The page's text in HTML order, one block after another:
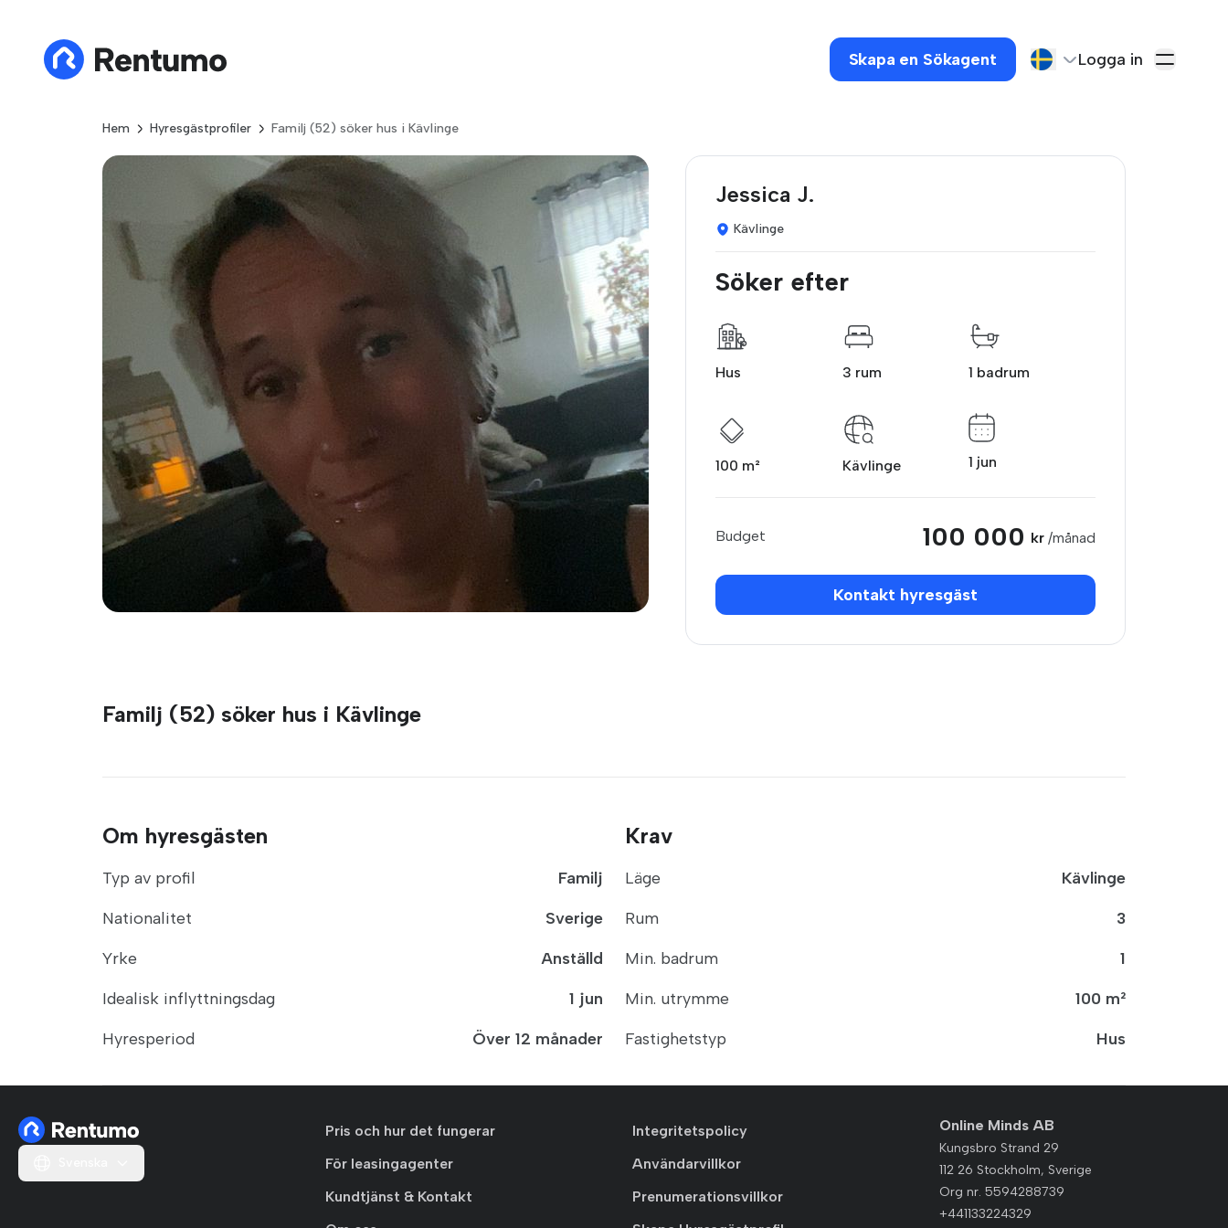
Skapa en Sökagent Logga in
Hem Hyresgästprofiler Familj (52) söker hus i Kävlinge
Jessica J.
Kävlinge
Söker efter
Hus 3 rum 1 badrum
100 m² Kävlinge 1 jun
Budget 100 000 kr /månad
Kontakt hyresgäst
Familj (52) söker hus i Kävlinge
Om hyresgästen
Typ av profil
Familj
Nationalitet
Sverige
Yrke
Anställd
Idealisk inflyttningsdag
1 jun
Hyresperiod
Över 12 månader
Krav
Läge
Kävlinge
Rum
3
Min. badrum
1
Min. utrymme
100 m²
Fastighetstyp
Hus
Pris och hur det fungerar
För leasingagenter
Kundtjänst & Kontakt
Integritetspolicy
Användarvillkor
Prenumerationsvillkor
Online Minds AB
Kungsbro Strand 29
112 26 Stockholm, Sverige
Org nr. 5594288739
+441133224329